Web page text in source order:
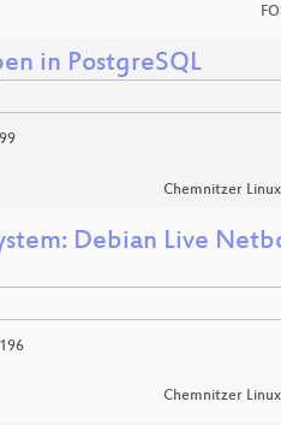
in PostgreSQL
99
Chemnitzer
Debian Live
196
Chemnitzer